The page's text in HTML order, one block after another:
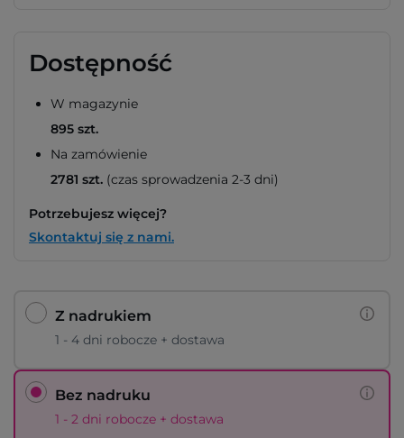
Dostępność
W magazynie
895 szt.
Na zamówienie
2781 szt. (czas sprowadzenia 2-3 dni)
Potrzebujesz więcej?
Skontaktuj się z nami.
Z nadrukiem
1 - 4 dni robocze + dostawa
Bez nadruku
1 - 2 dni robocze + dostawa